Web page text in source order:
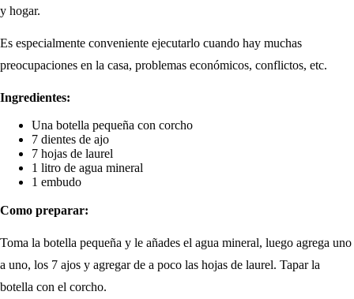
y hogar.
Es especialmente conveniente ejecutarlo cuando hay muchas
preocupaciones en la casa, problemas económicos, conflictos, etc.
Ingredientes:
Una botella pequeña con corcho
7 dientes de ajo
7 hojas de laurel
1 litro de agua mineral
1 embudo
Como preparar:
Toma la botella pequeña y le añades el agua mineral, luego agrega uno
a uno, los 7 ajos y agregar de a poco las hojas de laurel. Tapar la
botella con el corcho.